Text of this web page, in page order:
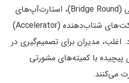
مالی تا تامین مالی بزرگتر آتی (Bridge Round)، استارت‌آپ‌های
مرکز رشد (Incubator) و شرکت‌های شتاب‌دهنده (Accelerator)
مدیران برای تصمیم‌گیری در
پیچیده با کمیته‌های مشورتی